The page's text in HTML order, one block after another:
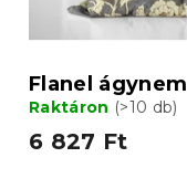
Flanel
Raktáron (>10 db)
6 827 Ft